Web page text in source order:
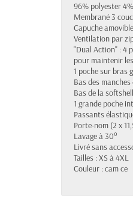
96% polyester
Membrané 3
Capuche
Ventilation par
"Dual Action" : 4
pour maintenir
1 poche sur bras
Bas des
Bas de la
1 grande poche
Passants
Porte-nom (2 x
Lavage à 30°
Livré sans
Tailles : XS à 4XL
Couleur : cam ce